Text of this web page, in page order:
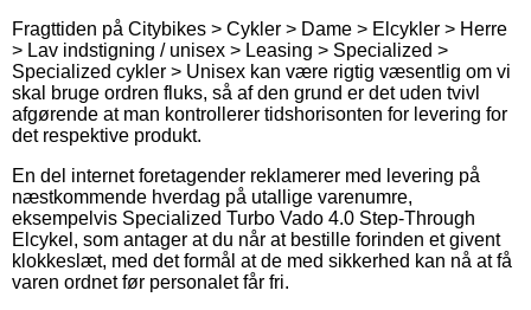
Fragttiden på Citybikes > Cykler > Dame > Elcykler > Herre
> Lav indstigning / unisex > Leasing > Specialized >
Specialized cykler > Unisex kan være rigtig væsentlig om vi
skal bruge ordren fluks, så af den grund er det uden tvivl
afgørende at man kontrollerer tidshorisonten for levering for
det respektive produkt.
En del internet foretagender reklamerer med levering på
næstkommende hverdag på utallige varenumre,
eksempelvis Specialized Turbo Vado 4.0 Step-Through
Elcykel, som antager at du når at bestille forinden et givent
klokkeslæt, med det formål at de med sikkerhed kan nå at få
varen ordnet før personalet får fri.